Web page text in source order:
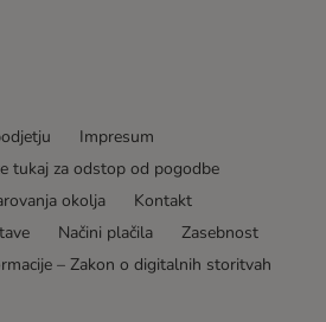
Impresum
tukaj za odstop od pogodbe
okolja
Kontakt
Načini plačila
Zasebnost
– Zakon o digitalnih storitvah